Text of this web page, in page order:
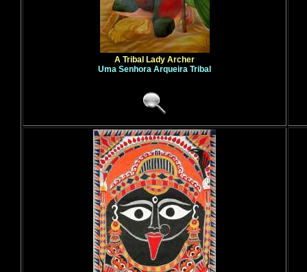
A Tribal Lady Archer
Uma Senhora Arqueira Tribal